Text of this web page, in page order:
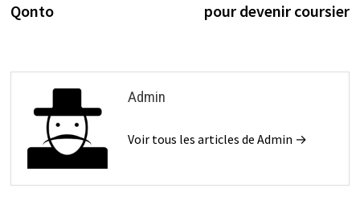
Qonto
pour devenir coursier
Admin
Voir tous les articles de Admin →